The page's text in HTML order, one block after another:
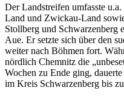
Der Landstreifen umfasste
Land und Zwickau-Land
Stollberg und Schwarzenberg
Aue. Er setzte sich über den
weiter nach Böhmen fort.
nördlich Chemnitz die
Wochen zu Ende ging,
im Kreis Schwarzenberg bis